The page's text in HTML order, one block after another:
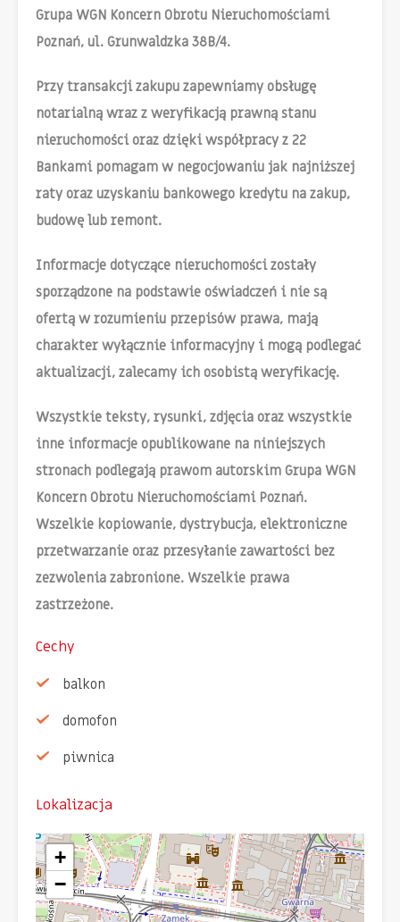
Grupa WGN Koncern Obrotu Nieruchomościami
Poznań, ul. Grunwaldzka 38B/4.
Przy transakcji zakupu zapewniamy obsługę
notarialną wraz z weryfikacją prawną stanu
nieruchomości oraz dzięki współpracy z 22
Bankami pomagam w negocjowaniu jak najniższej
raty oraz uzyskaniu bankowego kredytu na zakup,
budowę lub remont.
Informacje dotyczące nieruchomości zostały
sporządzone na podstawie oświadczeń i nie są
ofertą w rozumieniu przepisów prawa, mają
charakter wyłącznie informacyjny i mogą podlegać
aktualizacji, zalecamy ich osobistą weryfikację.
Wszystkie teksty, rysunki, zdjęcia oraz wszystkie
inne informacje opublikowane na niniejszych
stronach podlegają prawom autorskim Grupa WGN
Koncern Obrotu Nieruchomościami Poznań.
Wszelkie kopiowanie, dystrybucja, elektroniczne
przetwarzanie oraz przesyłanie zawartości bez
zezwolenia zabronione. Wszelkie prawa
zastrzeżone.
Cechy
balkon
domofon
piwnica
Lokalizacja
+
−